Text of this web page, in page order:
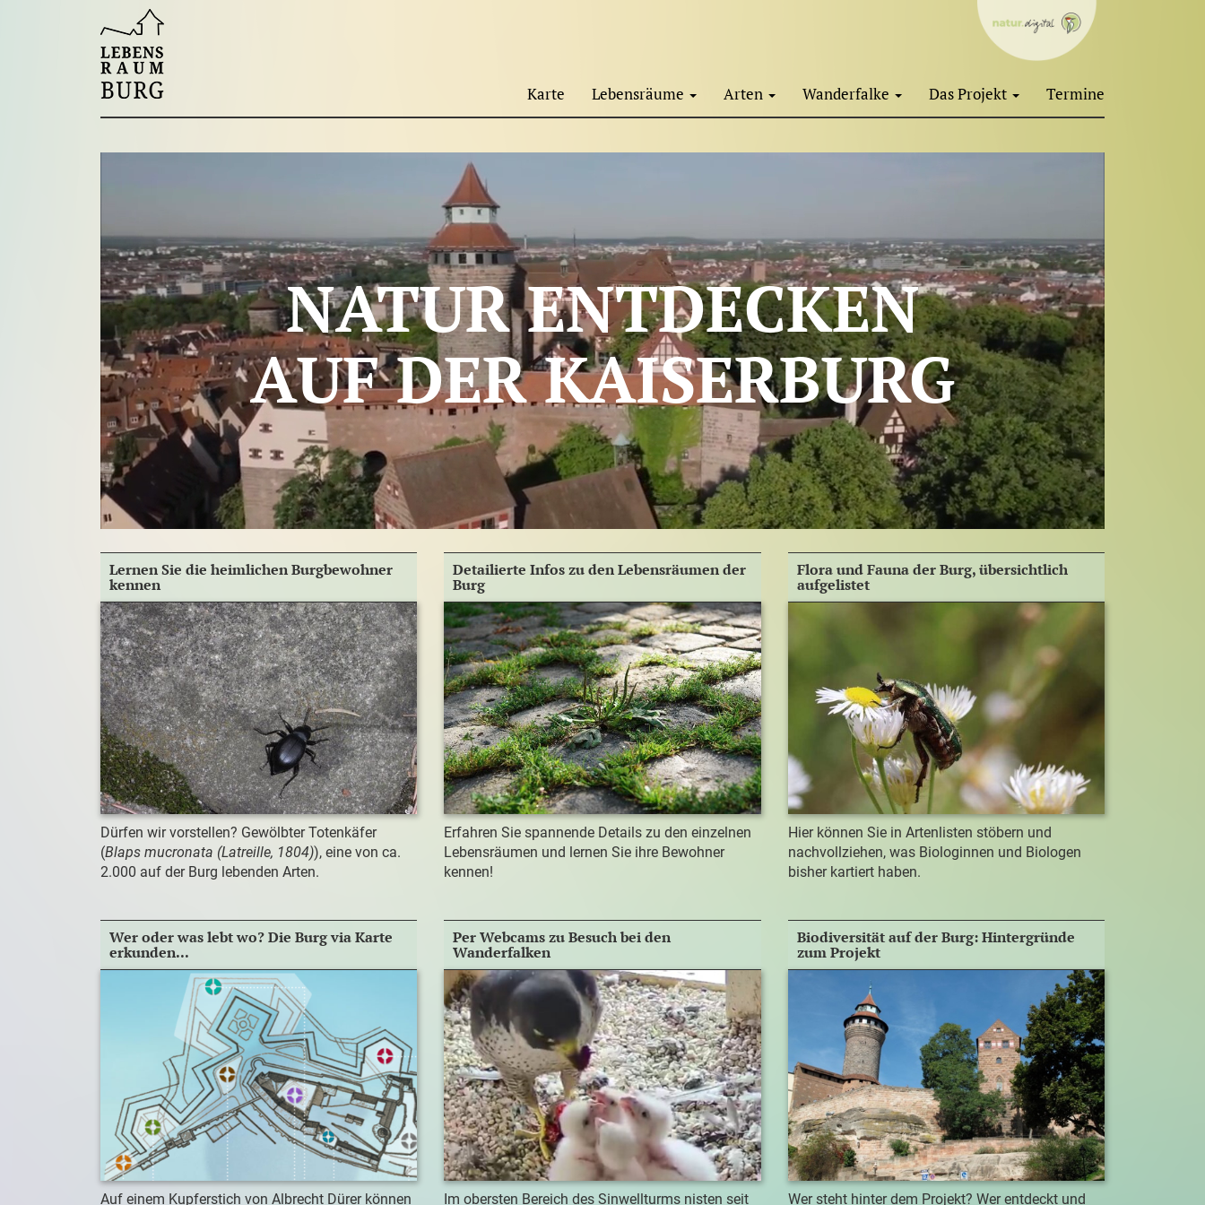
Karte Lebensräume Arten Wanderfalke Das Projekt Termine
NATUR ENTDECKEN
AUF DER KAISERBURG
Lernen Sie die heimlichen Burgbewohner
kennen
Dürfen wir vorstellen? Gewölbter Totenkäfer
(Blaps mucronata (Latreille, 1804)), eine von ca.
2.000 auf der Burg lebenden Arten.
Detailierte Infos zu den Lebens­räumen der
Burg
Erfahren Sie spannende Details zu den einzelnen
Lebensräumen und lernen Sie ihre Bewohner
kennen!
Flora und Fauna der Burg, übersichtlich
aufgelistet
Hier können Sie in Artenlisten stöbern und
nachvollziehen, was Biologinnen und Biologen
bisher kartiert haben.
Wer oder was lebt wo? Die Burg via Karte
erkunden...
Auf einem Kupferstich von Albrecht Dürer können
Per Webcams zu Besuch bei den
Wanderfalken
Im obersten Bereich des Sinwellturms nisten seit
Biodiversität auf der Burg: Hintergründe
zum Projekt
Wer steht hinter dem Projekt? Wer entdeckt und